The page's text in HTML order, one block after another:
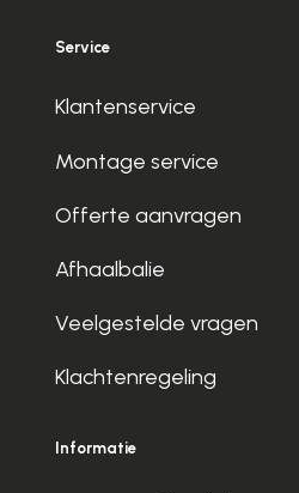
Service
Klantenservice
Montage service
Offerte aanvragen
Afhaalbalie
Veelgestelde vragen
Klachtenregeling
Informatie